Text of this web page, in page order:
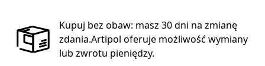
Kupuj bez obaw: masz 30 dni na zmianę
zdania.Artipol oferuje możliwość wymiany
lub zwrotu pieniędzy.